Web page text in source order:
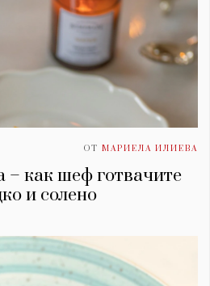
ОТ МАРИЕЛА ИЛИЕВА
– как шеф готвачите
и солено